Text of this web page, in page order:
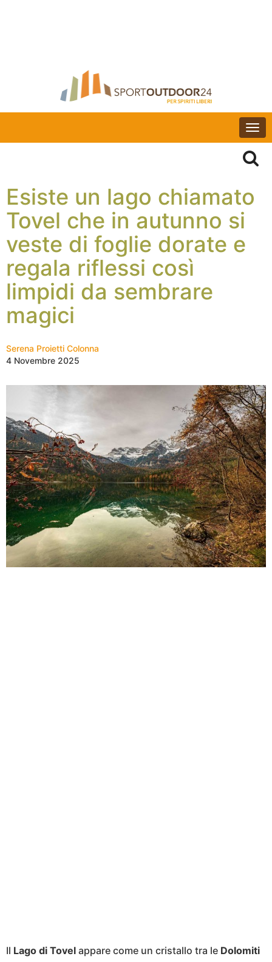
Esiste un lago chiamato
Tovel che in autunno si
veste di foglie dorate e
regala riflessi così
limpidi da sembrare
magici
Serena Proietti Colonna
4 Novembre 2025
Il Lago di Tovel appare come un cristallo tra le Dolomiti